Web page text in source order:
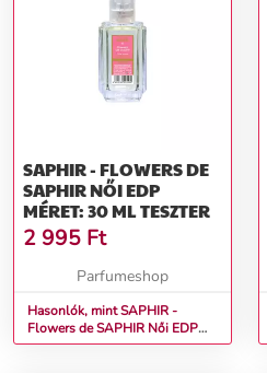
SAPHIR - FLOWERS DE
SAPHIR NŐI EDP
MÉRET: 30 ML TESZTER
2 995 Ft
Parfumeshop
Hasonlók, mint SAPHIR -
Flowers de SAPHIR Női EDP
Méret: 30 ml teszter